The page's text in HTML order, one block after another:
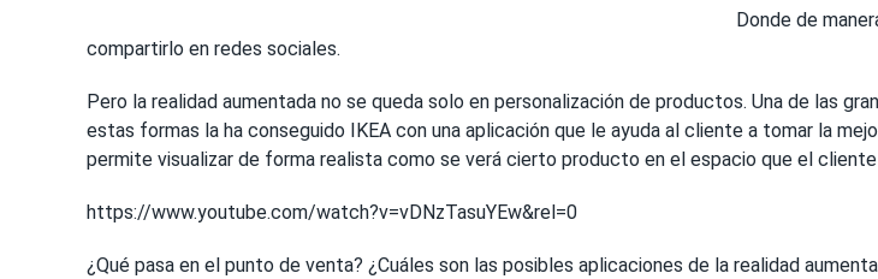
Donde de
compartirlo en redes sociales.
Pero la realidad aumentada no se queda solo en personalización de productos. Una de las
estas formas la ha conseguido IKEA con una aplicación que le ayuda al cliente a tomar la
permite visualizar de forma realista como se verá cierto producto en el espacio que el cliente
https://www.youtube.com/watch?v=vDNzTasuYEw&rel=0
¿Qué pasa en el punto de venta? ¿Cuáles son las posibles aplicaciones de la realidad